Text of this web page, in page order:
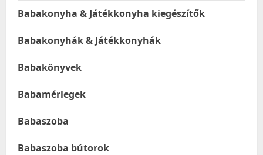
Babakonyha & Játékkonyha kiegészítők
Babakonyhák & Játékkonyhák
Babakönyvek
Babamérlegek
Babaszoba
Babaszoba bútorok